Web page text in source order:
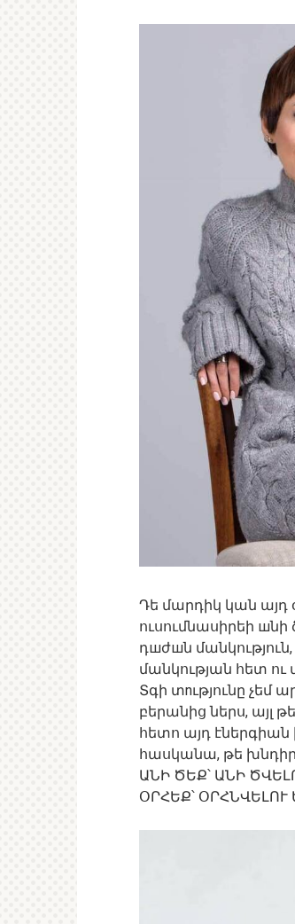
Դե մարդիկ կան այդ
ուսումնասիրեի шնի
դшժшն
մանկության հետ
Տգի տnւթյունը չեմ
բերանից ներս, այլ թե
հետո այդ էներգիան
հասկանա, թե
ԱՆԻ ԾԵՔ՝ ԱՆԻ
ՕՐՀԵՔ՝ ՕՐՀՆՎԵԼՈՒ